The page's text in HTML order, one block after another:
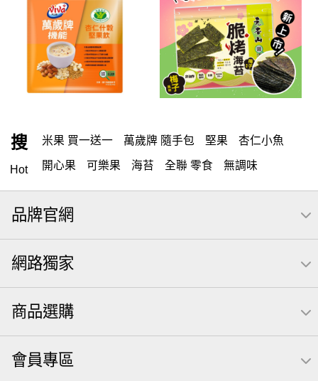
搜
Hot
米果 買一送一 萬歲牌 隨手包 堅果 杏仁小魚
開心果 可樂果 海苔 全聯 零食 無調味
全聯 禮盒 堅穀力 綜合纖果 米果 元本山
全聯 素食
桶裝堅果 甘栗 核桃 高蛋白 無調味堅果
元氣什穀堅果飲
每日 三角飯糰海苔 【萬歲牌】每日堅果系列
全聯 拜拜
萬歲牌 巴西豆 小魚干 Icash 南瓜子 調味 紅棗
萬歲牌 南瓜籽 萬歲牌 堅果隨身包22入
品牌官網
網路獨家
商品選購
會員專區